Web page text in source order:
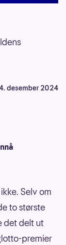
desember 2024
Selv om
to største
det delt ut
premier